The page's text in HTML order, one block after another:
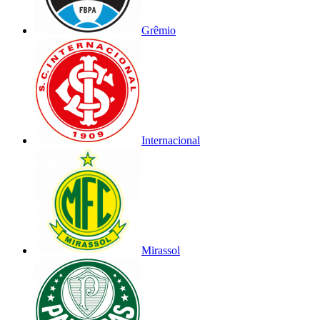
Grêmio
Internacional
Mirassol